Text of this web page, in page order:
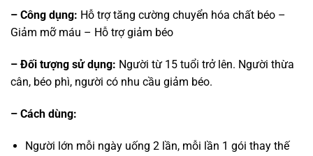
– Công dụng: Hỗ trợ tăng cường chuyển hóa chất béo –
Giảm mỡ máu – Hỗ trợ giảm béo
– Đối tượng sử dụng: Người từ 15 tuổi trở lên. Người thừa
cân, béo phì, người có nhu cầu giảm béo.
– Cách dùng:
Người lớn mỗi ngày uống 2 lần, mỗi lần 1 gói thay thế